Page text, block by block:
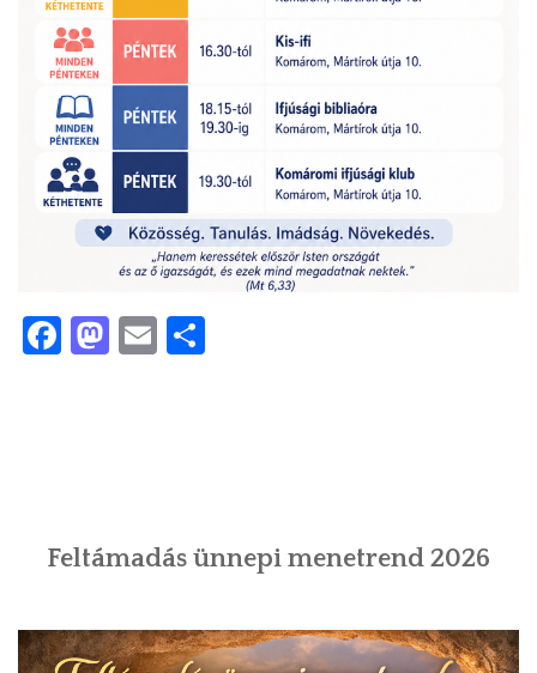
Facebook
Mastodon
Email
Feltámadás ünnepi menetrend 2026